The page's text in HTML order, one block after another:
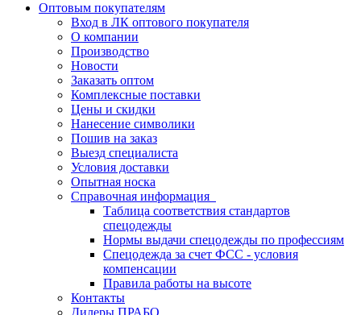
Оптовым покупателям
Вход в ЛК оптового покупателя
О компании
Производство
Новости
Заказать оптом
Комплексные поставки
Цены и скидки
Нанесение символики
Пошив на заказ
Выезд специалиста
Условия доставки
Опытная носка
Справочная информация
Таблица соответствия стандартов
спецодежды
Нормы выдачи спецодежды по профессиям
Спецодежда за счет ФСС - условия
компенсации
Правила работы на высоте
Контакты
Дилеры ПРАБО